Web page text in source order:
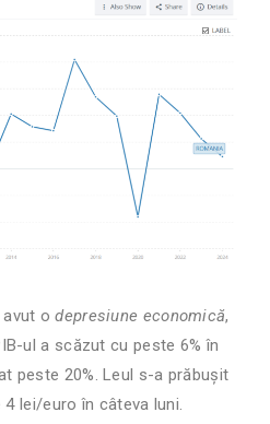
avut odepresiune economică,
ul a scăzut cu peste 6% în
peste 20%. Leul s-a prăbușit
lei/euro în câteva luni.